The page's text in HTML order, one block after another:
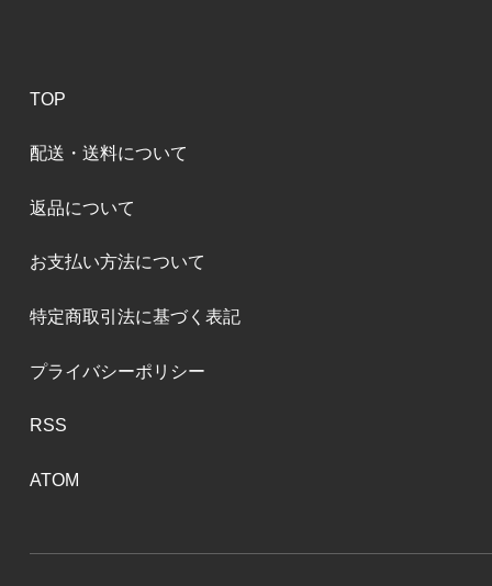
TOP
配送・送料について
返品について
お支払い方法について
特定商取引法に基づく表記
プライバシーポリシー
RSS
ATOM